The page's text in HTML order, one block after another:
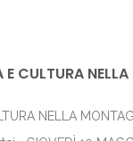
CULTURA
NELLA